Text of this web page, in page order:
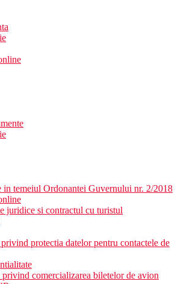
si umbrele
la plaja cu nisip, cu intrare treptata in
umbrelele si prosoapele sunt gratuite.
de masa, centru de fitness, fotbal pe plaja,
polo pe apa, canoe, barci cu zbale.
12 ani), babysitting contra cost.
si cina tip bufet in restaurantul principal
forma de gustare la anumite ore
si nealcoolice de productie locala (8:00
animatie (activitati sportive si de divertisment
temeiul Ordonantei Guvernului nr. 2/2018
juridice si contractul cu turistul
protectia datelor pentru contactele de
comercializarea biletelor de avion